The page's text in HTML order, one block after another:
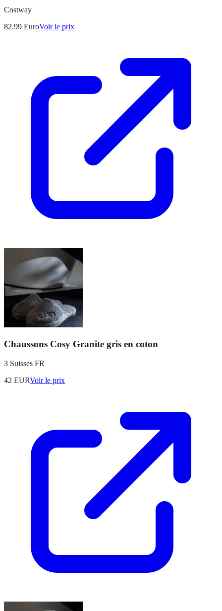
Costway
82.99 EuroVoir le prix
Chaussons Cosy Granite gris en coton
3 Suisses FR
42 EURVoir le prix